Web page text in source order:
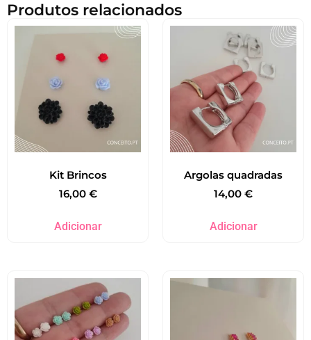
Produtos relacionados
Kit Brincos
16,00 €
Adicionar
Argolas quadradas
14,00 €
Adicionar